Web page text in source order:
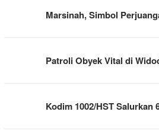
Marsinah, Simbol
Patroli Obyek Vital di
Kodim 1002/HST Salurkan